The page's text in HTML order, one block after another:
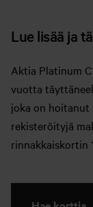
Lue lisää ja
Aktia Platinum
vuotta
joka on hoitanut
rekisteröityjä
rinnakkaiskortin